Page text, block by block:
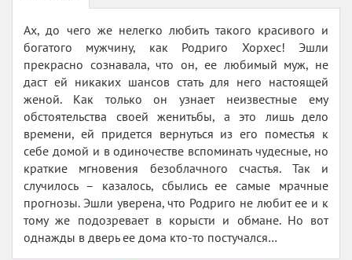
Ах, до чего же нелегко любить такого красивого и
богатого мужчину, как Родриго Хорхес! Эшли
прекрасно сознавала, что он, ее любимый муж, не
даст ей никаких шансов стать для него настоящей
женой. Как только он узнает неизвестные ему
обстоятельства своей женитьбы, а это лишь дело
времени, ей придется вернуться из его поместья к
себе домой и в одиночестве вспоминать чудесные, но
краткие мгновения безоблачного счастья. Так и
случилось – казалось, сбылись ее самые мрачные
прогнозы. Эшли уверена, что Родриго не любит ее и к
тому же подозревает в корысти и обмане. Но вот
однажды в дверь ее дома кто-то постучался…